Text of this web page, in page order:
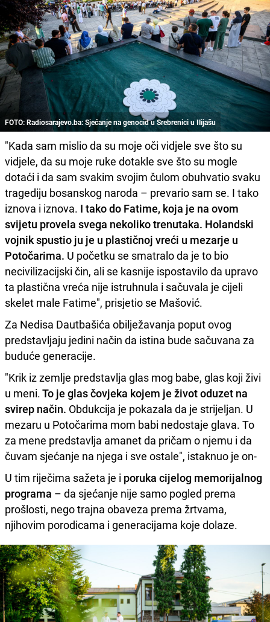
FOTO: Radiosarajevo.ba: Sjećanje na genocid u Srebrenici u Ilijašu
"Kada sam mislio da su moje oči vidjele sve što su
vidjele, da su moje ruke dotakle sve što su mogle
dotaći i da sam svakim svojim čulom obuhvatio svaku
tragediju bosanskog naroda – prevario sam se. I tako
iznova i iznova. I tako do Fatime, koja je na ovom
svijetu provela svega nekoliko trenutaka. Holandski
vojnik spustio ju je u plastičnoj vreći u mezarje u
Potočarima. U početku se smatralo da je to bio
necivilizacijski čin, ali se kasnije ispostavilo da upravo
ta plastična vreća nije istruhnula i sačuvala je cijeli
skelet male Fatime", prisjetio se Mašović.
Za Nedisa Dautbašića obilježavanja poput ovog
predstavljaju jedini način da istina bude sačuvana za
buduće generacije.
"Krik iz zemlje predstavlja glas mog babe, glas koji živi
u meni.To je glas čovjeka kojem je život oduzet na
svirep način. Obdukcija je pokazala da je strijeljan. U
mezaru u Potočarima mom babi nedostaje glava. To
za mene predstavlja amanet da pričam o njemu i da
čuvam sjećanje na njega i sve ostale", istaknuo je on-
U tim riječima sažeta je i poruka cijelog memorijalnog
programa – da sjećanje nije samo pogled prema
prošlosti, nego trajna obaveza prema žrtvama,
njihovim porodicama i generacijama koje dolaze.